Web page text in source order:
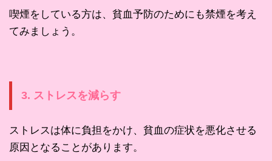
喫煙をしている方は、貧血予防のためにも禁煙を考え
てみましょう。
3. ストレスを減らす
ストレスは体に負担をかけ、貧血の症状を悪化させる
原因となることがあります。